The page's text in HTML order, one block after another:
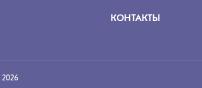
КОНТАКТЫ
2026